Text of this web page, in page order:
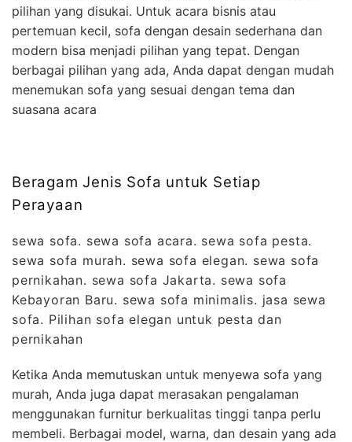
pilihan yang disukai. Untuk acara bisnis atau
pertemuan kecil, sofa dengan desain sederhana dan
modern bisa menjadi pilihan yang tepat. Dengan
berbagai pilihan yang ada, Anda dapat dengan mudah
menemukan sofa yang sesuai dengan tema dan
suasana acara
Beragam Jenis Sofa untuk Setiap
Perayaan
sewa sofa. sewa sofa acara. sewa sofa pesta.
sewa sofa murah. sewa sofa elegan. sewa sofa
pernikahan. sewa sofa Jakarta. sewa sofa
Kebayoran Baru. sewa sofa minimalis. jasa sewa
sofa. Pilihan sofa elegan untuk pesta dan
pernikahan
Ketika Anda memutuskan untuk menyewa sofa yang
murah, Anda juga dapat merasakan pengalaman
menggunakan furnitur berkualitas tinggi tanpa perlu
membeli. Berbagai model, warna, dan desain yang ada